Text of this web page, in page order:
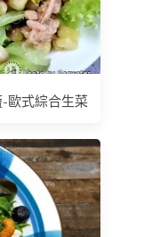
歐式綜合生菜